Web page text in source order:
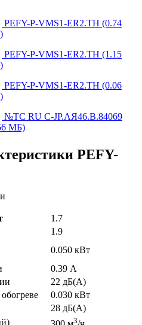
PEFY-P-VMS1-ER2.TH (0.74
PEFY-P-VMS1-ER2.TH (1.15
PEFY-P-VMS1-ER2.TH (0.06
№TC RU C-JP.АЯ46.B.84069
МБ)
PEFY-
1.7
1.9
0.050 кВт
0.39 А
22 дБ(А)
0.030 кВт
28 дБ(А)
3